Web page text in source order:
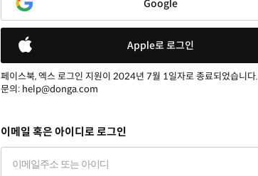
Google
Apple로 로그인
페이스북, 엑스 로그인 지원이 2024년 7월 1일자로 종료되었습니다.
문의: help@donga.com
이메일 혹은 아이디로 로그인